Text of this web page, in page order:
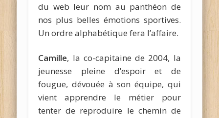
du web leur nom au panthéon de
nos plus belles émotions sportives.
Un ordre alphabétique fera l’affaire.
Camille, la co-capitaine de 2004, la
jeunesse pleine d’espoir et de
fougue, dévouée à son équipe, qui
vient apprendre le métier pour
tenter de reproduire le chemin de